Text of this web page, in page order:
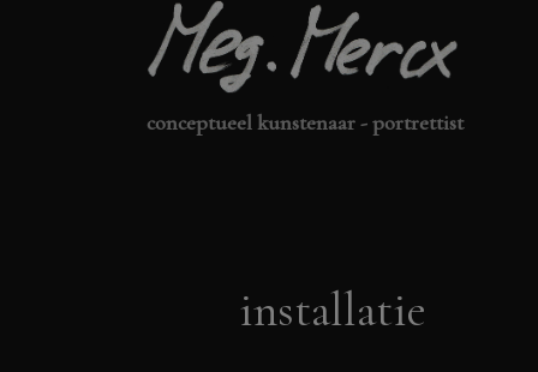
conceptueel kunstenaar - portrettist
installatie